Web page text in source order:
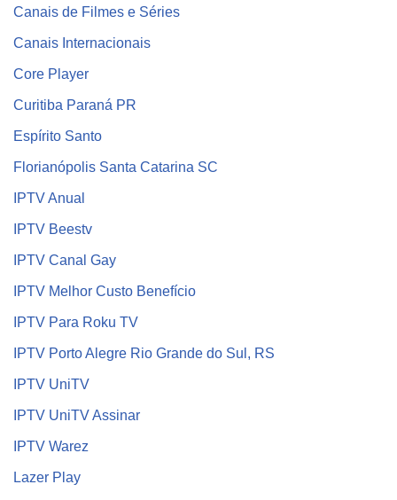
Canais de Filmes e Séries
Canais Internacionais
Core Player
Curitiba Paraná PR
Espírito Santo
Florianópolis Santa Catarina SC
IPTV Anual
IPTV Beestv
IPTV Canal Gay
IPTV Melhor Custo Benefício
IPTV Para Roku TV
IPTV Porto Alegre Rio Grande do Sul, RS
IPTV UniTV
IPTV UniTV Assinar
IPTV Warez
Lazer Play